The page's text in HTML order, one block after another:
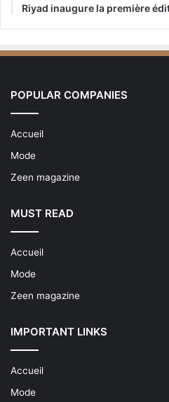
Riyad inaugure la première
POPULAR COMPANIES
Accueil
Mode
Zeen magazine
MUST READ
Accueil
Mode
Zeen magazine
IMPORTANT LINKS
Accueil
Mode